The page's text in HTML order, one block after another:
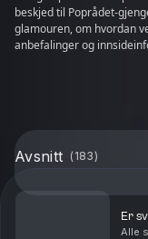
beskjed til Poprådet-
glamouren, om hvordan
Avsnitt ( 183)
Er
Alle